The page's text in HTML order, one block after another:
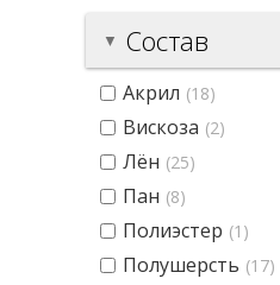
Состав
Акрил (18)
Вискоза (2)
Лён (25)
Пан (8)
Полиэстер (1)
Полушерсть (17)